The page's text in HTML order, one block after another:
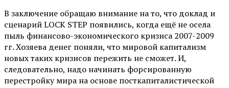
В заключение обращаю внимание на то, что доклад и
сценарий LOCK STEP появились, когда ещё не осела
пыль финансово-экономического кризиса 2007-2009
гг. Хозяева денег поняли, что мировой капитализм
новых таких кризисов пережить не сможет. И,
следовательно, надо начинать форсированную
перестройку мира на основе посткапиталистической